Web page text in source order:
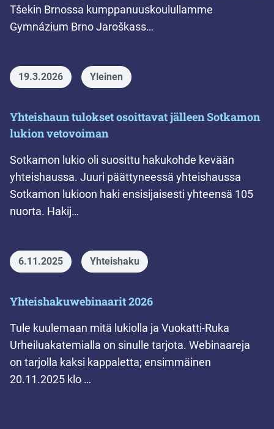
Tšekin Brnossa kumppanuuskoulullamme
Gymnázium Brno Jaroškass…
19.3.2026 Yleinen
Yhteishaun tulokset osoittavat jälleen Sotkamon
lukion vetovoiman
Sotkamon lukio oli suosittu hakukohde kevään
yhteishaussa. Juuri päättyneessä yhteishaussa
Sotkamon lukioon haki ensisijaisesti yhteensä 105
nuorta. Hakij…
6.11.2025 Yhteishaku
Yhteishakuwebinaarit 2026
Tule kuulemaan mitä lukiolla ja Vuokatti-Ruka
Urheiluakatemialla on sinulle tarjota. Webinaareja
on tarjolla kaksi kappaletta; ensimmäinen
20.11.2025 klo …